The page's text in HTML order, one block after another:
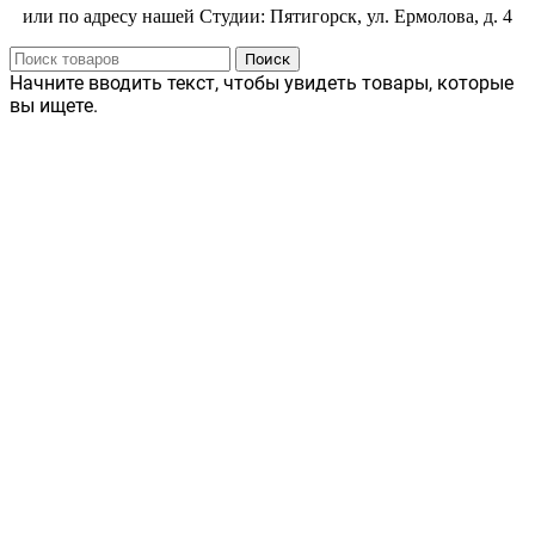
или по адресу нашей Студии: Пятигорск, ул. Ермолова, д. 4
Поиск
Начните вводить текст, чтобы увидеть товары, которые
вы ищете.